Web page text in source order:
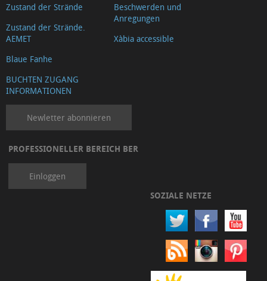
Zustand der Strände
Zustand der Strände.
AEMET
Blaue Fanhe
BUCHTEN ZUGANG
INFORMATIONEN
Beschwerden und
Anregungen
Xàbia accessible
Newletter abonnieren
PROFESSIONELLER BEREICH BER
Einloggen
SOZIALE NETZE